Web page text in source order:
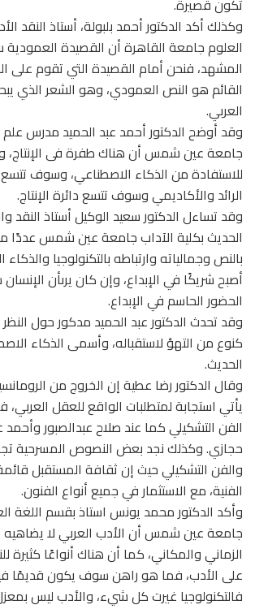
وكذلك أكد الدكتور أحمد بلبولة، أستاذ النقد
العلوم جامعة القاهرة أن القصيدة
المشهد، فنحن أمام القصيدة التي تقوم على
القائم هو النص العمودي، وهو الشعر الذي
العربي.
وقد أوضح الدكتور أحمد عبد الحميد مدرس علم
جامعة عين شمس أن هناك طفرة فى الإنتاج،
للاستفادة من الذكاء الاصطناعي، وسوف
الرائد والأكاديمي وسوف تتسع دائرة الإنتاج.
وقد تساءل الدكتور سعيد الوكيل أستاذ النقد
الحديث بكلية الآداب جامعة عين شمس عددًا
بالنص وجمالياته وارتباطه بالتكنولوجيا
أصبح شريكًا في الإبداع، وإن كان يرىأن
الحضور الحاسم في الإبداع.
وقد تحدث الدكتور عبد الحميد مدكور حول
كنوع من التهؤ لاستقباله، وأسمى الذكاء
الحديث.
وقال الدكتور رضا عطية إن الخروج من
يأتي استجابة لمتطلبات الواقع للعقل العربي،
الفن التشكيلي كما عند صلاح عبدالصبور
حجازي. وكذلك نجد بعض النصوص المسرحية
والفن التشكيلي حيث إن ثقافة المستقبل
الفنية، مع الاستثمار في جميع أنواع الفنون.
وأكد الدكتور محمد يونس استاذ بقسم اللغة
جامعة عين شمس أن الأدب العربي لا يضاهيه
الزماني والمكاني، كما أن هناك أنواعًا
على الأدب، فما هو راهن سوف يكون قديمًا
فالتكنولوجيا غيرت كل شيء، والأدب ليس